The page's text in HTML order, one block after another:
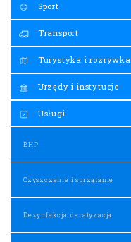
Sport
Transport
Turystyka i rozrywka
Urzędy i instytucje
Usługi
BHP
Czyszczenie i sprzątanie
Dezynfekcja, deratyzacja